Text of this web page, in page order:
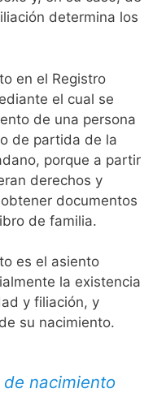
determina los
en el Registro
el cual se
de una persona
de partida de la
porque a partir
derechos y
documentos
de familia.
es el asiento
la existencia
y filiación, y
su nacimiento.
nacimiento